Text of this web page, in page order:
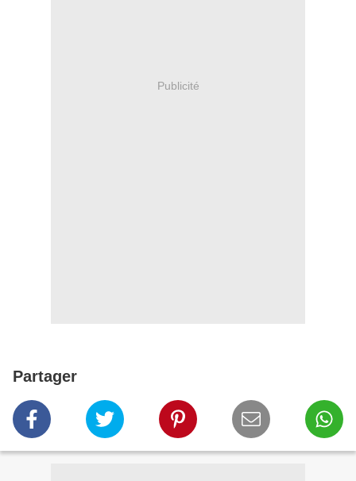
Publicité
Partager